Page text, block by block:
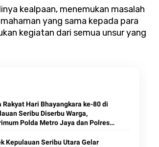
kealpaan, menemukan masalah
yang sama kepada para
kegiatan dari semua unsur yang
Rakyat Hari Bhayangkara ke-80 di
Seribu Diserbu Warga,
Polda Metro Jaya dan Polres
Kepulauan Seribu Utara Gelar